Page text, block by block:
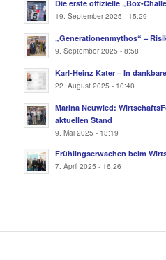
Die erste offizielle „Box-
19. September 2025 - 15:29
„Generationenmythos“ –
9. September 2025 - 8:58
Karl-Heinz Kater – In
22. August 2025 - 10:40
Marina Neuwied:
aktuellen Stand
9. Mai 2025 - 13:19
Frühlingserwachen beim
7. April 2025 - 16:26